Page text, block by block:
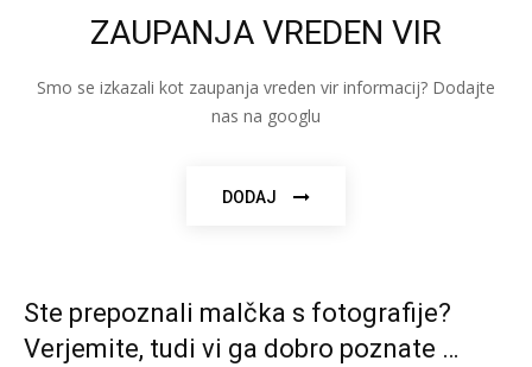
ZAUPANJA VREDEN VIR
Smo se izkazali kot zaupanja vreden vir informacij? Dodajte
nas na googlu
DODAJ
Ste prepoznali malčka s fotografije?
Verjemite, tudi vi ga dobro poznate …